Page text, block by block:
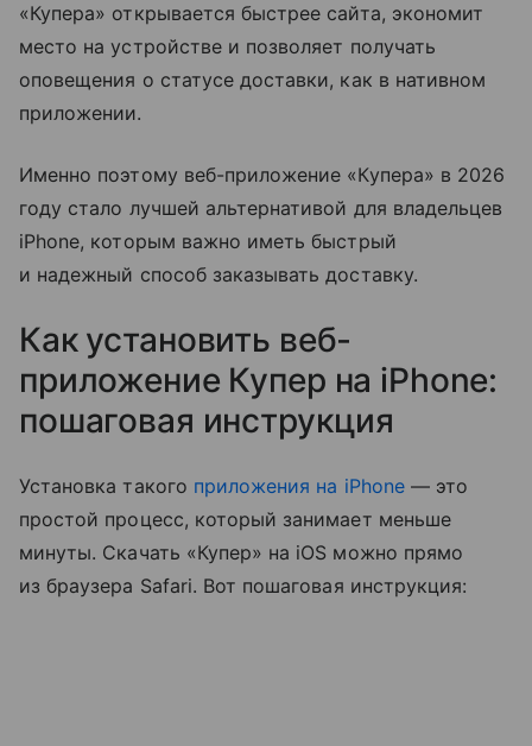
«Купера» открывается быстрее сайта, экономит
место на устройстве и позволяет получать
оповещения о статусе доставки, как в нативном
приложении.
Именно поэтому веб-приложение «Купера» в 2026
году стало лучшей альтернативой для владельцев
iPhone, которым важно иметь быстрый
и надежный способ заказывать доставку.
Как установить веб-
приложение Купер на iPhone:
пошаговая инструкция
Установка такого приложения на iPhone— это
простой процесс, который занимает меньше
минуты. Скачать «Купер» на iOS можно прямо
из браузера Safari. Вот пошаговая инструкция: